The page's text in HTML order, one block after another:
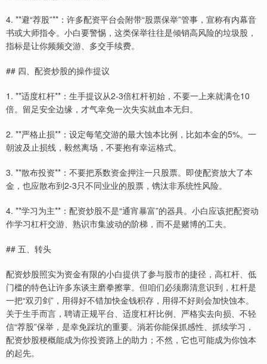
4. **避“荐股”**：许多配资平台会附带“股票保举”管事，宣称有内幕音
书或大师指令。小白要警惕，这类保举往往是倾销高风险的垃圾股，
指标是让你频频交游、多交手续费。
## 四、配资炒股的操作提议
1. **适度杠杆**：生手提议从2-3倍杠杆初始，不要一上来就满仓10
倍。留足安全边缘，才气幸免一次失实就血本无归。
2. **严格止损**：设定每笔交游的最大蚀本比例，比如本金的5%。一
朝波及止损线，毅然离场，不要抱有幸运格式。
3. **散布投资**：不要把系数资金押注一只股票。即使配资放大了本
金，也应散布到2-3只不同业业的股票，镌汰非系统性风险。
4. **学习为主**：配资炒股不是“通宵暴富”的器具。小白应该把配资动
作学习杠杆交游、熟识市集波动的阶梯，而不是赌博的工夫。
## 五、转头
配资炒股照实为资金有限的小白提供了参与股市的捷径，高杠杆、低
门槛的特色让许多东谈主磨拳擦掌。但咱们必须廓清意识到，杠杆是
一把“双刃剑”，用得好不错加快金钱积存，用得不好则会加快蚀本。
关于生手而言，聘请正规平台、适度杠杆比例、严格实去向损、不轻
信“荐股”保举，是幸免踩坑的重要。淌若你能保抓感性、抓续学习，
配资炒股梗概能成为你投资路上的助力；不然，它也可能成为你蚀本
的起先。